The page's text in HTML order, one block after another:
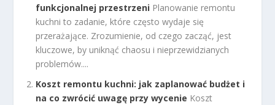
funkcjonalnej przestrzeni Planowanie remontu
kuchni to zadanie, które często wydaje się
przerażające. Zrozumienie, od czego zacząć, jest
kluczowe, by uniknąć chaosu i nieprzewidzianych
problemów....
Koszt remontu kuchni: jak zaplanować budżet i
na co zwrócić uwagę przy wycenie Koszt